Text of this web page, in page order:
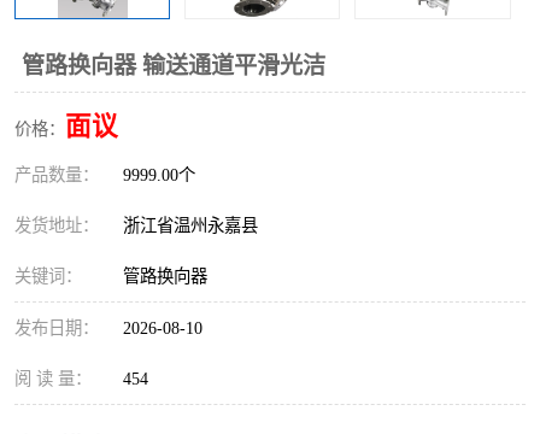
管路换向器 输送通道平滑光洁
价格： 面议
产品数量： 9999.00个
发货地址： 浙江省温州永嘉县
关键词： 管路换向器
发布日期： 2026-08-10
阅 读 量： 454
管道换向器